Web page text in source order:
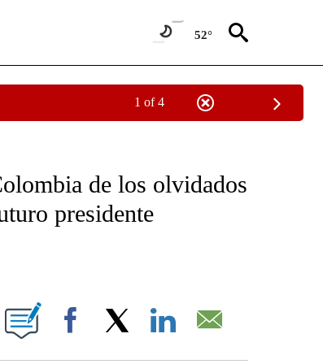
52°
1 of 4
ABOUT NEW PAGES ON "NOTICIAS - CNN".
de los olvidados
presidente
PAGES ON "".
Facebook